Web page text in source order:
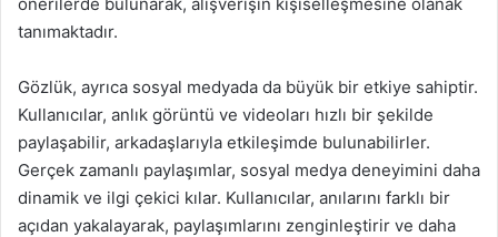
tanımaktadır.
Gözlük, ayrıca sosyal medyada da büyük bir etkiye sahiptir.
Kullanıcılar, anlık görüntü ve videoları hızlı bir şekilde
paylaşabilir, arkadaşlarıyla etkileşimde bulunabilirler.
Gerçek zamanlı paylaşımlar, sosyal medya deneyimini daha
dinamik ve ilgi çekici kılar. Kullanıcılar, anılarını farklı bir
açıdan yakalayarak, paylaşımlarını zenginleştirir ve daha